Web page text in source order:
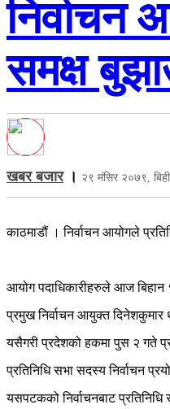
निर्वाचन
समक्ष
खबर बजार। २९ मंसिर २०७९,
काठमाडौं । निर्वाचन आयोगले
आयोग पदाधिकारीहरुले आज बिहान
प्रमुख निर्वाचन आयुक्त दिनेशकुमार
यसैगरी प्रदेशको हकमा पुस २ गते
प्रतिनिधि सभा सदस्य निर्वाचन
यसपटकको निर्वाचनबाट